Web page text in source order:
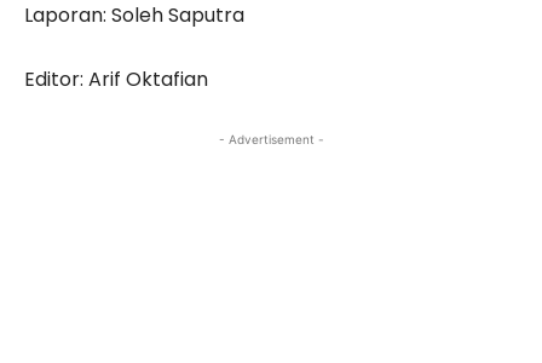
Laporan: Soleh Saputra
Editor: Arif Oktafian
- Advertisement -